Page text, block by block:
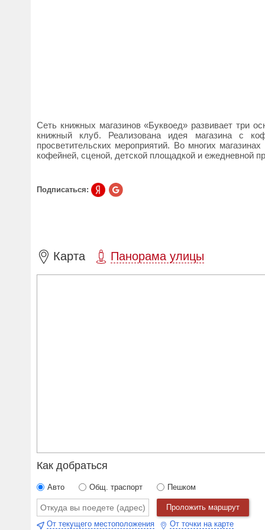
Сеть книжных магазинов «Буквоед» развивает три
книжный клуб. Реализована идея магазина с
просветительских мероприятий. Во многих
кофейней, сценой, детской площадкой и ежедневной
Подписаться:
Карта Панорама улицы
Как добраться
Авто Общ. траспорт Пешком
Проложить маршрут
От текущего местоположения
От точки на карте